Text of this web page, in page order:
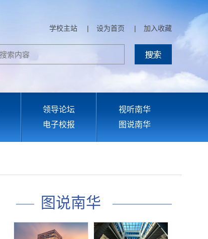
学校主站 | 设为首页 | 加入收藏
领导论坛
视听南华
电子校报 图说南华
图说南华